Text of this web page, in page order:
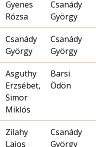
Gyenes
Rózsa
Csanády
György
Csanády
György
Csanády
György
Asguthy
Erzsébet,
Simor
Miklós
Barsi
Ödön
Zilahy
Lajos
Csanády
György